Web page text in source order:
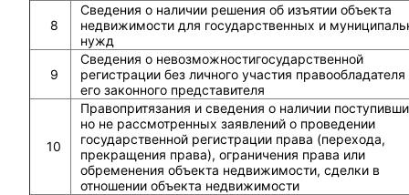
8
Сведения о наличии решения об изъятии объекта
недвижимости для государственных и
нужд
9
Сведения о невозможностигосударственной
регистрации без личного участия правообладателя
его законного представителя
10
Правопритязания и сведения о наличии
но не рассмотренных заявлений о проведении
государственной регистрации права (перехода,
прекращения права), ограничения права или
обременения объекта недвижимости, сделки в
отношении объекта недвижимости